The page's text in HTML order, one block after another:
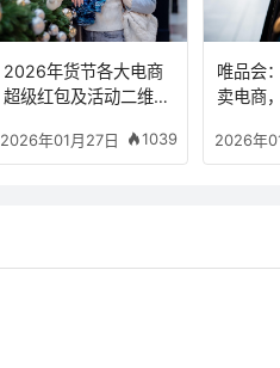
2026年货节各大电商
超级红包及活动二维码
2026年01月27日 1039
唯品会
卖电商
2026年